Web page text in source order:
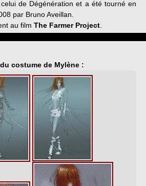
de Dégénération et a été tourné en
par Bruno Aveillan.
au film The Farmer Project
costume de Mylène :